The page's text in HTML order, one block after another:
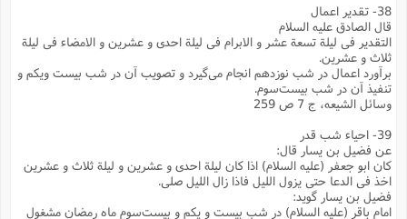
38- تقدیر اعمال
قال الصادق علیه السلام
التقدیر فی لیلة تسعة عشر و الابرام فی لیلة احدی و عشرین و الامضاء فی لیلة
ثلاث و عشرین.
برآورد اعمال در شب نوزدهم انجام می‌گیرد و تصویب آن در شب بیست ویکم و
تنفیذ آن در شب بیست‌سوم.
وسائل الشیعه، ج 7 ص 259
39- احیاء شب قدر
عن فضیل بن یسار قال:
کان ابو جعفر (علیه السلام) اذا کان لیلة احدی و عشرین و لیلة ثلاث و عشرین
اخذ فی الدعا حتی یزول اللیل فاذا زال اللیل صلی.
فضیل بن یسار گوید:
امام باقر (علیه السلام) در شب بیست و یکم و بیست‌سوم ماه رمضان مشغول